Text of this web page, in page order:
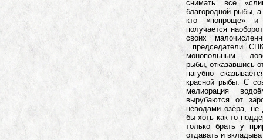
снимать все
благородной рыбы,
кто «попроще» и
получается
своих
председатели
монопольным
рыбы, отказавшись
пагубно
красной рыбы. С
мелиорация
вырубаются от
неводами озёра, не
бы хоть как то
только брать у
отдавать и